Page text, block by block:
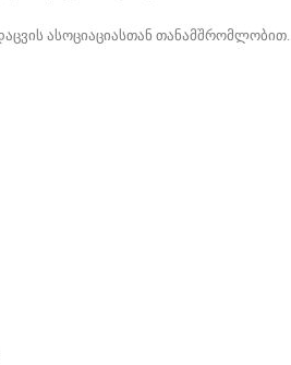
ასოციაციასთან თანამშრომლობით.